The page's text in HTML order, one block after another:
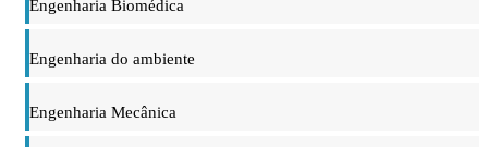
Engenharia Biomédica
Engenharia do ambiente
Engenharia Mecânica